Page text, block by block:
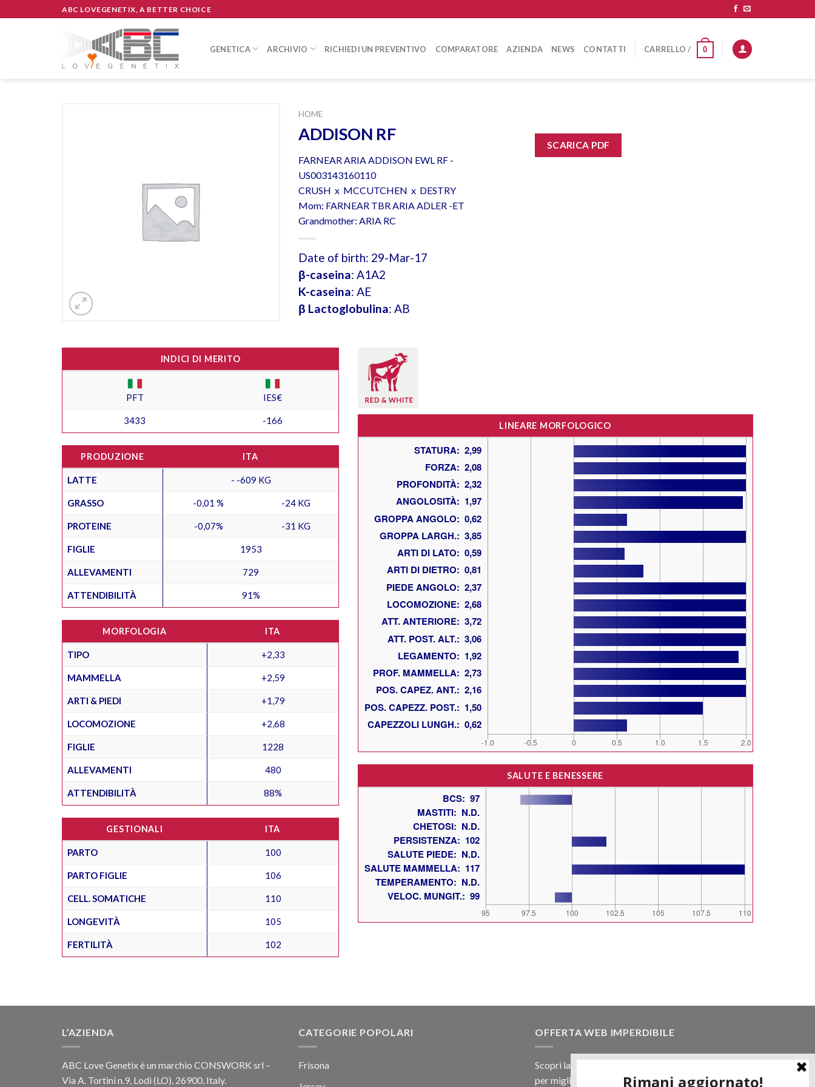
to
ABC LOVEGENETIX, A BETTER CHOICE
GENETICA ARCHIVIO RICHIEDI UN PREVENTIVO COMPARATORE AZIENDA NEWS CONTATTI CARRELLO / 0
HOME
ADDISON RF
FARNEAR ARIA ADDISON EWL RF -
US003143160110
CRUSH x MCCUTCHEN x DESTRY
Mom: FARNEAR TBR ARIA ADLER -ET
Grandmother: ARIA RC
Date of birth: 29-Mar-17
β-caseina: A1A2
K-caseina: AE
β Lactoglobulina: AB
SCARICA PDF
INDICI DI MERITO
PFT IES€
3433 -166
PRODUZIONE ITA
LATTE - -609 KG
GRASSO -0,01 % -24 KG
PROTEINE -0,07% -31 KG
FIGLIE 1953
ALLEVAMENTI 729
ATTENDIBILITÀ 91%
MORFOLOGIA ITA
TIPO +2,33
MAMMELLA +2,59
ARTI & PIEDI +1,79
LOCOMOZIONE +2,68
FIGLIE 1228
ALLEVAMENTI 480
ATTENDIBILITÀ 88%
GESTIONALI ITA
PARTO 100
PARTO FIGLIE 106
CELL. SOMATICHE 110
LONGEVITÀ 105
FERTILITÀ 102
LINEARE MORFOLOGICO
SALUTE E BENESSERE
L’AZIENDA
ABC Love Genetix è un marchio CONSWORK srl –
Via A. Tortini n.9, Lodi (LO), 26900, Italy.
CATEGORIE POPOLARI
Frisona
OFFERTA WEB IMPERDIBILE
Scopri la nostra offerta web! Un prezzo mai visto,
per migliaia di prodotti.